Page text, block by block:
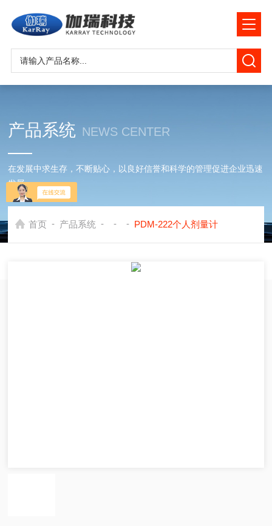
产品系统 NEWS CENTER
在发展中求生存，不断贴心，以良好信誉和科学的管理促进企业迅速
发展
首页 - 产品系统 - - - PDM-222个人剂量计